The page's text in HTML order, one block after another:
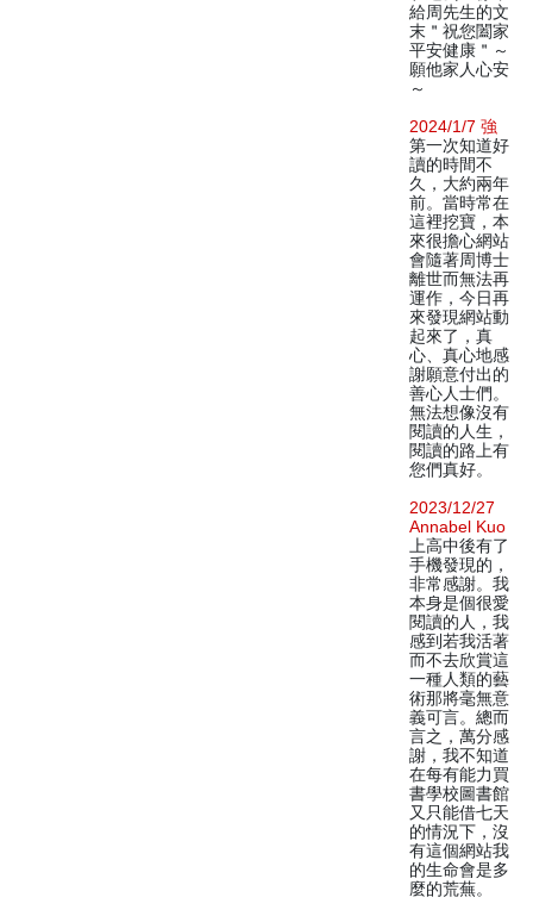
給周先生的文
末＂祝您闔家
平安健康＂～
願他家人心安
～
2024/1/7 強
第一次知道好
讀的時間不
久，大約兩年
前。當時常在
這裡挖寶，本
來很擔心網站
會隨著周博士
離世而無法再
運作，今日再
來發現網站動
起來了，真
心、真心地感
謝願意付出的
善心人士們。
無法想像沒有
閱讀的人生，
閱讀的路上有
您們真好。
2023/12/27
Annabel Kuo
上高中後有了
手機發現的，
非常感謝。我
本身是個很愛
閱讀的人，我
感到若我活著
而不去欣賞這
一種人類的藝
術那將毫無意
義可言。總而
言之，萬分感
謝，我不知道
在每有能力買
書學校圖書館
又只能借七天
的情況下，沒
有這個網站我
的生命會是多
麼的荒蕪。